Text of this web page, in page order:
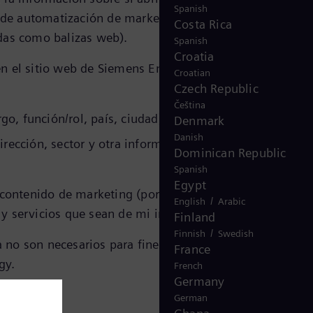
Spanish
Costa Rica
Spanish
Croatia
Croatian
Czech Republic
Čeština
Denmark
Danish
Dominican Republic
Spanish
Egypt
English / Arabic
Finland
Finnish / Swedish
France
French
Germany
German
automatización de marketing; Siemens Energy
como balizas web).
sitio web de Siemens Energy o, en su caso, que
función/rol, país, ciudad)
sector y otra información disponible
de marketing (por ejemplo, boletines
servicios que sean de mi interés.
son necesarios para fines de marketing o si he